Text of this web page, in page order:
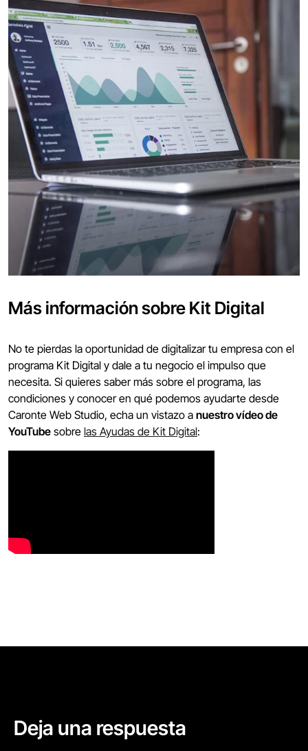
Más información sobre Kit Digital
No te pierdas la oportunidad de digitalizar tu empresa con el
programa Kit Digital y dale a tu negocio el impulso que
necesita. Si quieres saber más sobre el programa, las
condiciones y conocer en qué podemos ayudarte desde
Caronte Web Studio, echa un vistazo a nuestro vídeo de
YouTube sobre las Ayudas de Kit Digital:
Deja una respuesta